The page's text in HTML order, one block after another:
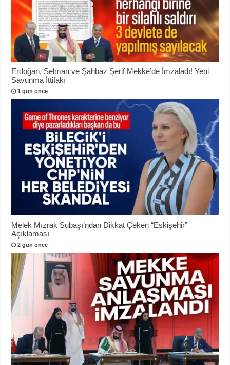
Erdoğan, Selman ve Şahbaz Şerif Mekke’de İmzaladı! Yeni
Savunma İttifakı
1 gün önce
Melek Mızrak Subaşı’ndan Dikkat Çeken “Eskişehir”
Açıklaması
2 gün önce